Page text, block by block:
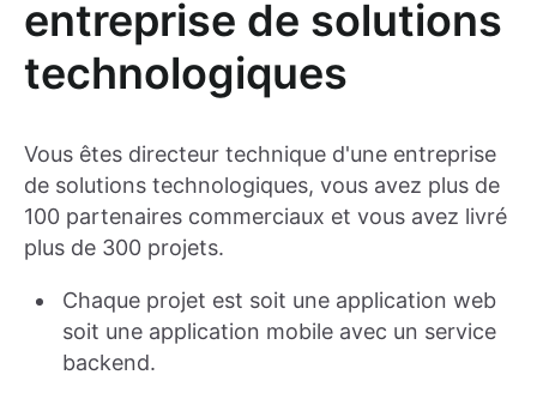
entreprise de solutions
technologiques
Vous êtes directeur technique d'une entreprise
de solutions technologiques, vous avez plus de
100 partenaires commerciaux et vous avez livré
plus de 300 projets.
Chaque projet est soit une application web
soit une application mobile avec un service
backend.